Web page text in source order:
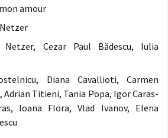
amour
Cezar Paul Bădescu, Iulia
Diana Cavallioti, Carmen
Adrian Titieni, Tania Popa, Igor Caras-
Ioana Flora, Vlad Ivanov, Elena